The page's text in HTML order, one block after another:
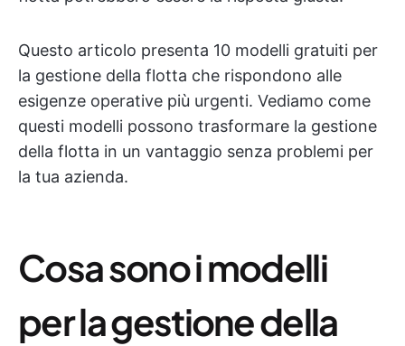
Questo articolo presenta 10 modelli gratuiti per
la gestione della flotta che rispondono alle
esigenze operative più urgenti. Vediamo come
questi modelli possono trasformare la gestione
della flotta in un vantaggio senza problemi per
la tua azienda.
Cosa sono i modelli
per la gestione della